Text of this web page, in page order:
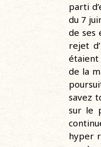
parti
du 7
de ses
rejet
étaient
de la
savez
sur le
hyper